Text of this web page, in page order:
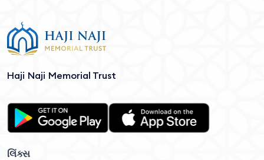
Haji Naji Memorial Trust
લિંક્સ